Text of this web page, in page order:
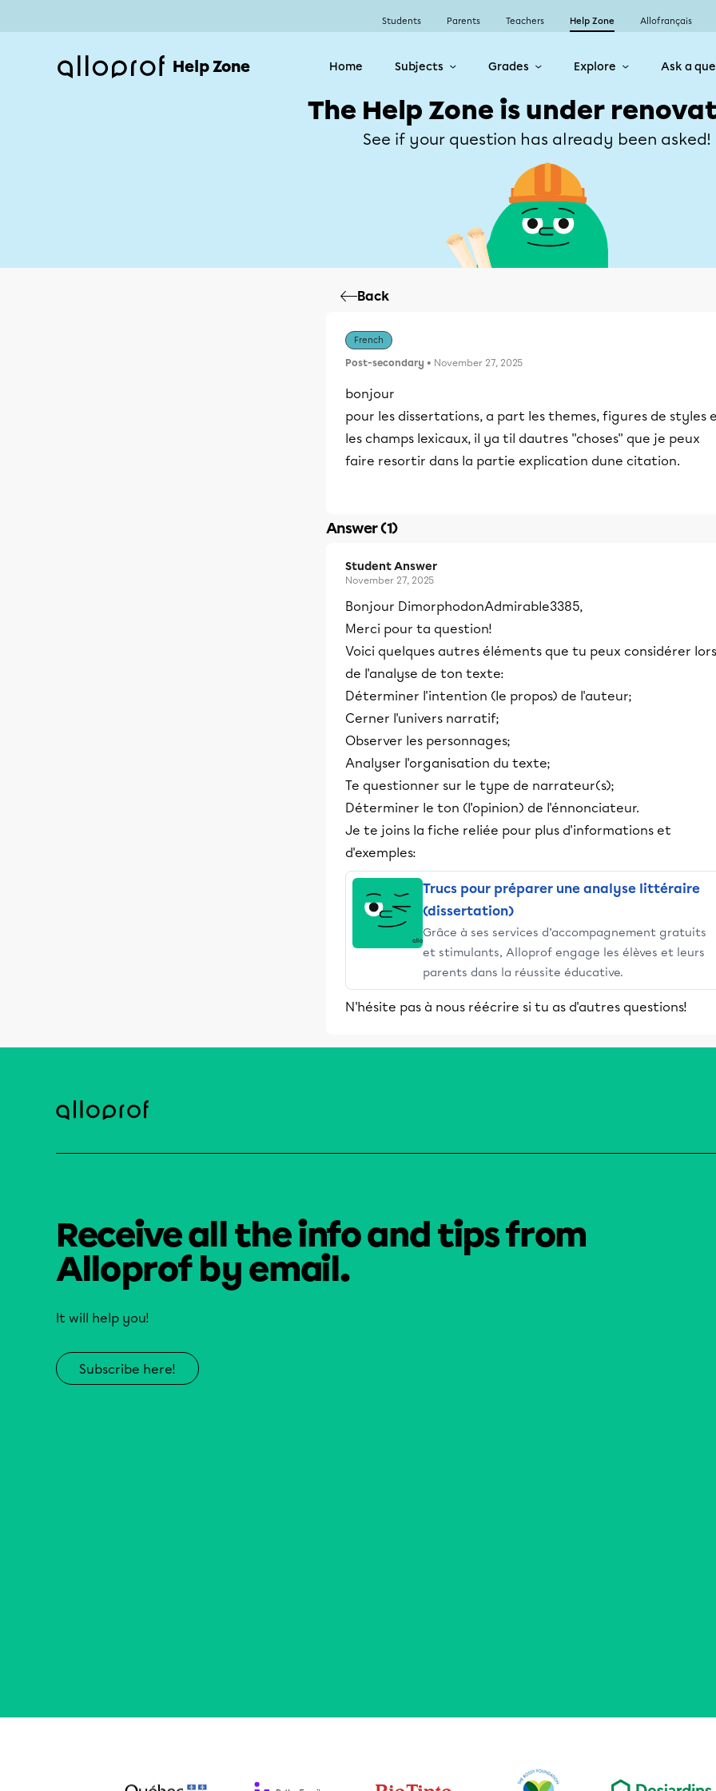
Students Parents Teachers Help Zone Allofrançais
Help Zone Home Subjects Grades Explore Ask a
The Help Zone is under
See if your question has already been asked!
Back
French
Post-secondary • November 27, 2025
bonjour
pour les dissertations, a part les themes, figures de styles
les champs lexicaux, il ya til dautres ''choses'' que je peux
faire resortir dans la partie explication dune citation.
Answer (1)
Student Answer
November 27, 2025
Bonjour DimorphodonAdmirable3385,
Merci pour ta question!
Voici quelques autres éléments que tu peux considérer lors
de l'analyse de ton texte:
Déterminer l'intention (le propos) de l'auteur;
Cerner l'univers narratif;
Observer les personnages;
Analyser l'organisation du texte;
Te questionner sur le type de narrateur(s);
Déterminer le ton (l'opinion) de l'énnonciateur.
Je te joins la fiche reliée pour plus d'informations et
d'exemples:
Trucs pour préparer une analyse littéraire
(dissertation)
Grâce à ses services d’accompagnement gratuits
et stimulants, Alloprof engage les élèves et leurs
parents dans la réussite éducative.
N'hésite pas à nous réécrire si tu as d'autres questions!
Receive all the info and tips from
Alloprof by email.
It will help you!
Subscribe here!